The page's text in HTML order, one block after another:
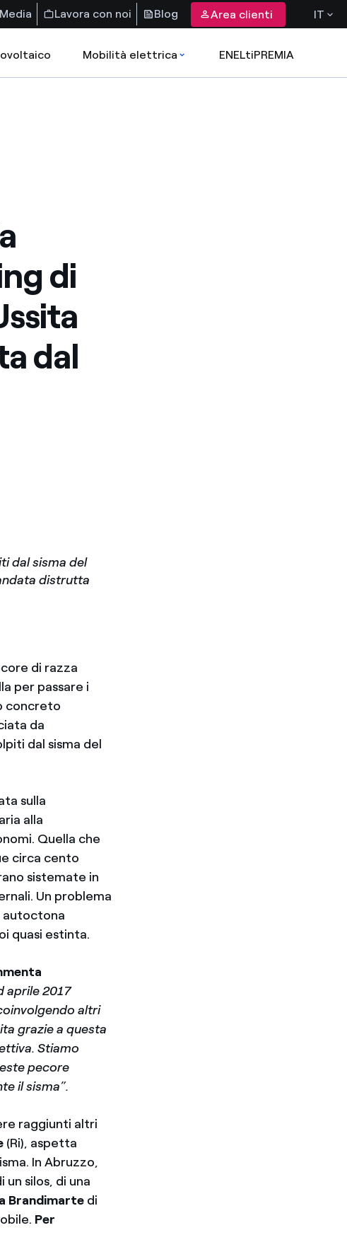
Lavora con noi Blog Area clienti IT
Mobilità elettrica ENELtiPREMIA
di
dal
dal sisma del
distrutta
di razza
per passare i
concreto
da
dal sisma del
sulla
alla
Quella che
circa cento
sistemate in
Un problema
autoctona
quasi estinta.
aprile 2017
altri
grazie a questa
Stiamo
pecore
il sisma”.
raggiunti altri
(Ri), aspetta
In Abruzzo,
un silos, di una
Brandimarte di
Per